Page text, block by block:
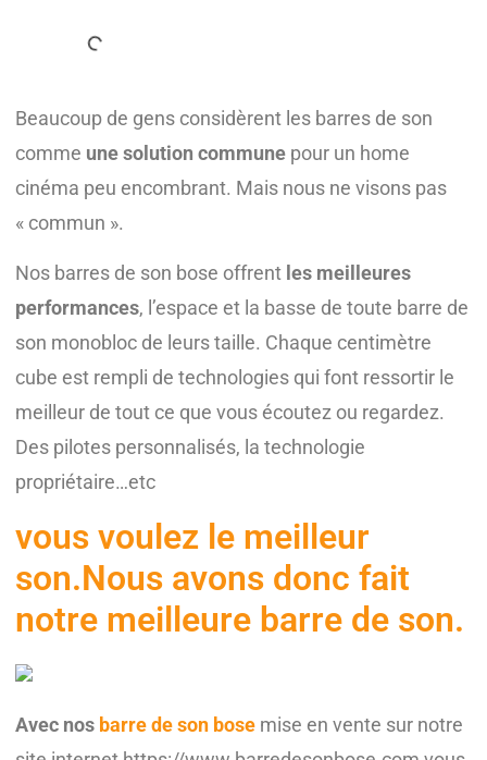
Beaucoup de gens considèrent les barres de son
comme une solution commune pour un home
cinéma peu encombrant. Mais nous ne visons pas
« commun ».
Nos barres de son bose offrent les meilleures
performances, l’espace et la basse de toute barre de
son monobloc de leurs taille. Chaque centimètre
cube est rempli de technologies qui font ressortir le
meilleur de tout ce que vous écoutez ou regardez.
Des pilotes personnalisés, la technologie
propriétaire…etc
vous voulez le meilleur
son.Nous avons donc fait
notre meilleure barre de son.
Avec nos barre de son bose mise en vente sur notre